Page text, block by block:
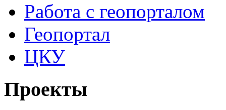
Работа с геопорталом
Геопортал
ЦКУ
Проекты